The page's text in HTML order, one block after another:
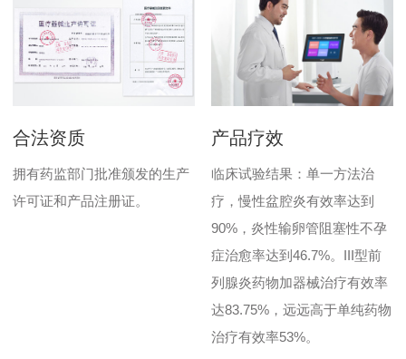
合法资质
拥有药监部门批准颁发的生产
许可证和产品注册证。
产品疗效
临床试验结果：单一方法治
疗，慢性盆腔炎有效率达到
90%，炎性输卵管阻塞性不孕
症治愈率达到46.7%。III型前
列腺炎药物加器械治疗有效率
达83.75%，远远高于单纯药物
治疗有效率53%。